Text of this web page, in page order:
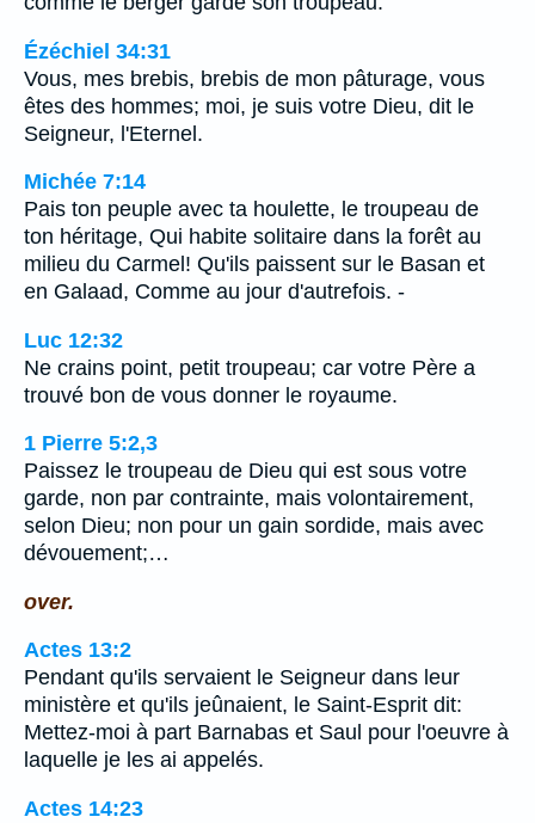
Ézéchiel 34:31
Vous, mes brebis, brebis de mon pâturage, vous
êtes des hommes; moi, je suis votre Dieu, dit le
Seigneur, l'Eternel.
Michée 7:14
Pais ton peuple avec ta houlette, le troupeau de
ton héritage, Qui habite solitaire dans la forêt au
milieu du Carmel! Qu'ils paissent sur le Basan et
en Galaad, Comme au jour d'autrefois. -
Luc 12:32
Ne crains point, petit troupeau; car votre Père a
trouvé bon de vous donner le royaume.
1 Pierre 5:2,3
Paissez le troupeau de Dieu qui est sous votre
garde, non par contrainte, mais volontairement,
selon Dieu; non pour un gain sordide, mais avec
dévouement;…
over.
Actes 13:2
Pendant qu'ils servaient le Seigneur dans leur
ministère et qu'ils jeûnaient, le Saint-Esprit dit:
Mettez-moi à part Barnabas et Saul pour l'oeuvre à
laquelle je les ai appelés.
Actes 14:23